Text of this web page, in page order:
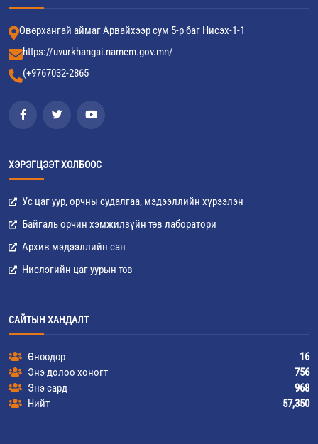
Өвөрхангай аймаг Арвайхээр сум 5-р баг Нисэх-1-1
https://uvurkhangai.namem.gov.mn/
(+9767032-2865
ХЭРЭГЦЭЭТ ХОЛБООС
Ус цаг уур, орчны судалгаа, мэдээллийн хүрээлэн
Байгаль орчин хэмжилзүйн төв лаборатори
Архив мэдээллийн сан
Нислэгийн цаг уурын төв
САЙТЫН ХАНДАЛТ
Өнөөдөр
16
Энэ долоо хоногт
756
Энэ сард
968
Нийт
57,350